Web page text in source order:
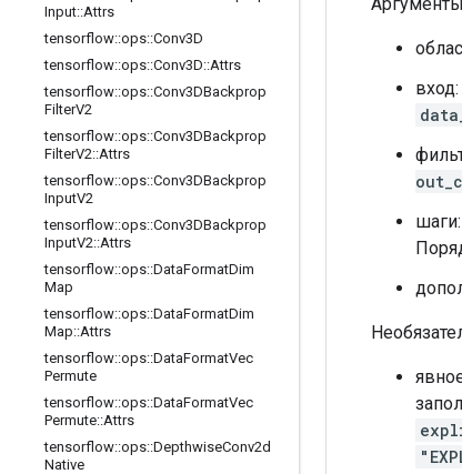
Input::Attrs
tensorflow::ops::Conv3D
tensorflow::ops::Conv3D::Attrs
tensorflow::ops::Conv3DBackprop
FilterV2
tensorflow::ops::Conv3DBackprop
FilterV2::Attrs
tensorflow::ops::Conv3DBackprop
InputV2
tensorflow::ops::Conv3DBackprop
InputV2::Attrs
tensorflow::ops::DataFormatDim
Map
tensorflow::ops::DataFormatDim
Map::Attrs
tensorflow::ops::DataFormatVec
Permute
tensorflow::ops::DataFormatVec
Permute::Attrs
tensorflow::ops::DepthwiseConv2d
Native